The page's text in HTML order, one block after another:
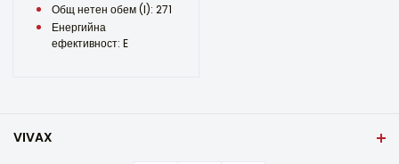
Общ нетен обем (l): 271
Енергийна
ефективност: E
VIVAX